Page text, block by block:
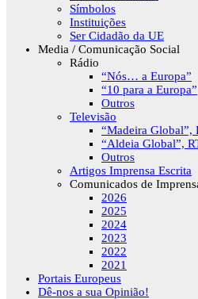
Símbolos
Instituições
Ser Cidadão da UE
Media / Comunicação Social
Rádio
“Nós… a Europa”
“10 para a Europa”
Outros
Televisão
“Madeira Global”,
“Aldeia Global”,
Outros
Artigos Imprensa Escrita
Comunicados de
2026
2025
2024
2023
2022
2021
Portais Europeus
Dê-nos a sua Opinião!